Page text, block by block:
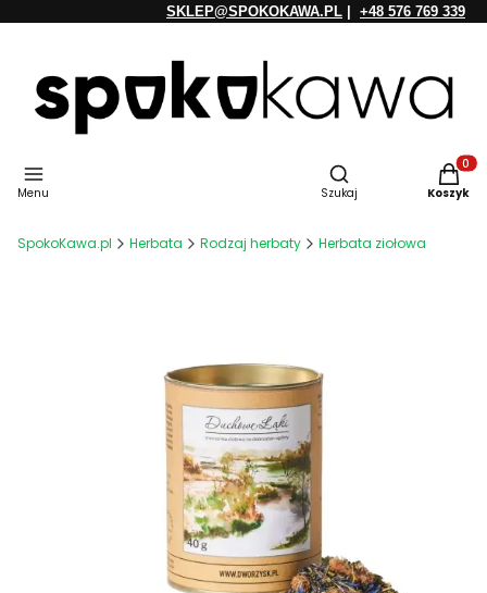
SKLEP@SPOKOKAWA.PL +48 576 769 339
Menu
Otwórz wyszukiwarkę
Szukaj Koszyk
SpokoKawa.pl Herbata Rodzaj herbaty Herbata ziołowa